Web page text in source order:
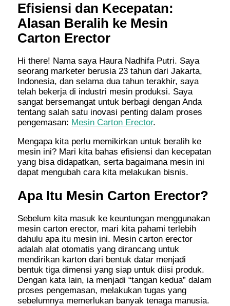
Efisiensi dan Kecepatan:
Alasan Beralih ke Mesin
Carton Erector
Hi there! Nama saya Haura Nadhifa Putri. Saya
seorang marketer berusia 23 tahun dari Jakarta,
Indonesia, dan selama dua tahun terakhir, saya
telah bekerja di industri mesin produksi. Saya
sangat bersemangat untuk berbagi dengan Anda
tentang salah satu inovasi penting dalam proses
pengemasan: Mesin Carton Erector.
Mengapa kita perlu memikirkan untuk beralih ke
mesin ini? Mari kita bahas efisiensi dan kecepatan
yang bisa didapatkan, serta bagaimana mesin ini
dapat mengubah cara kita melakukan bisnis.
Apa Itu Mesin Carton Erector?
Sebelum kita masuk ke keuntungan menggunakan
mesin carton erector, mari kita pahami terlebih
dahulu apa itu mesin ini. Mesin carton erector
adalah alat otomatis yang dirancang untuk
mendirikan karton dari bentuk datar menjadi
bentuk tiga dimensi yang siap untuk diisi produk.
Dengan kata lain, ia menjadi “tangan kedua” dalam
proses pengemasan, melakukan tugas yang
sebelumnya memerlukan banyak tenaga manusia.